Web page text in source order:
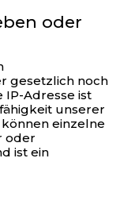
oder
gesetzlich noch
IP-Adresse ist
unserer
einzelne
oder
ist ein